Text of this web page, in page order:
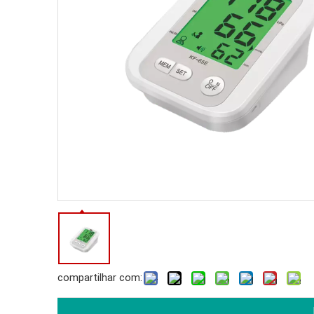
compartilhar com: